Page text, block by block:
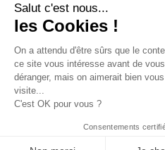
Salut c'est nous...
les Cookies !
On a attendu d'être sûrs que le
ce site vous intéresse avant de vous
déranger, mais on aimerait bien
visite...
C'est OK pour vous ?
Consentements
NOX
Wiz
Voir toutes les collections
Nous suivre